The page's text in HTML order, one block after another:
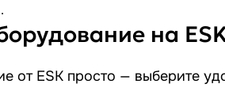
на
от ESK просто — выберите